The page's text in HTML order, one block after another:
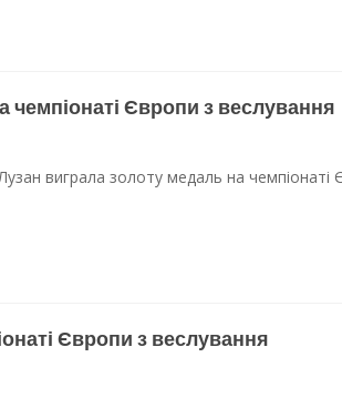
Європи з веслування
виграла золоту медаль на чемпіонаті
Європи з веслування